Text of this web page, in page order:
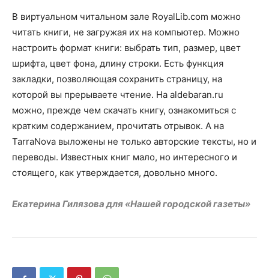
В виртуальном читальном зале RoyalLib.сom можно
читать книги, не загружая их на компьютер. Можно
настроить формат книги: выбрать тип, размер, цвет
шрифта, цвет фона, длину строки. Есть функция
закладки, позволяющая сохранить страницу, на
которой вы прерываете чтение. На aldebaran.ru
можно, прежде чем скачать книгу, ознакомиться с
кратким содержанием, прочитать отрывок. А на
TarraNova выложены не только авторские тексты, но и
переводы. Известных книг мало, но интересного и
стоящего, как утверждается, довольно много.
Екатерина Гилязова для «Нашей городской газеты»